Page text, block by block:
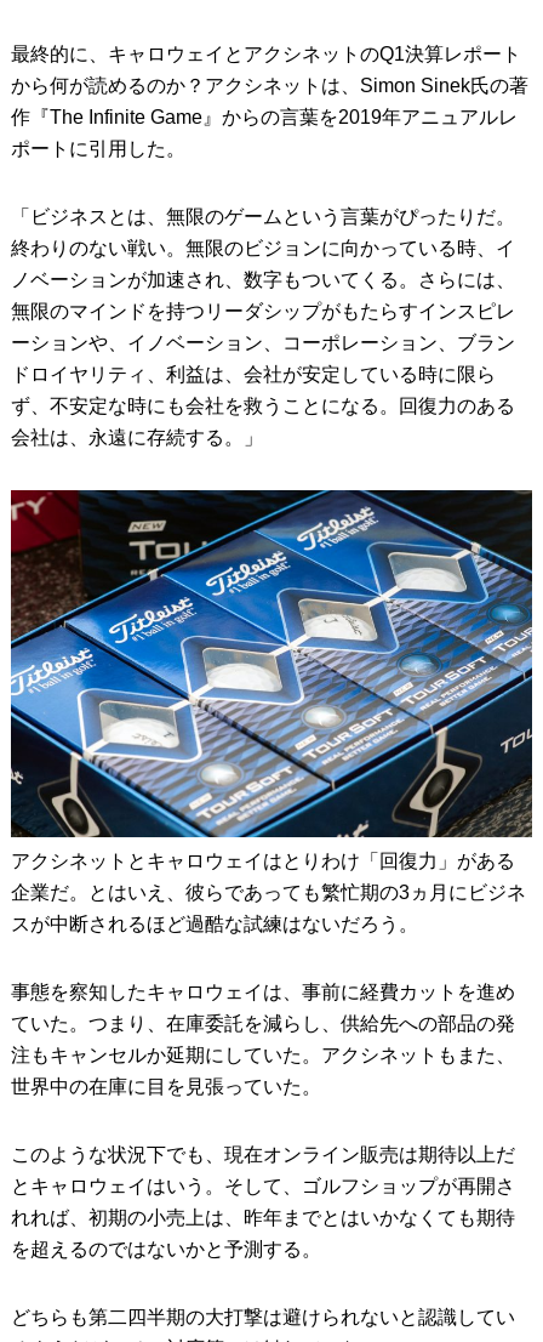
最終的に、キャロウェイとアクシネットのQ1決算レポート
から何が読めるのか？アクシネットは、Simon Sinek氏の著
作『The Infinite Game』からの言葉を2019年アニュアルレ
ポートに引用した。
「ビジネスとは、無限のゲームという言葉がぴったりだ。
終わりのない戦い。無限のビジョンに向かっている時、イ
ノベーションが加速され、数字もついてくる。さらには、
無限のマインドを持つリーダシップがもたらすインスピレ
ーションや、イノベーション、コーポレーション、ブラン
ドロイヤリティ、利益は、会社が安定している時に限ら
ず、不安定な時にも会社を救うことになる。回復力のある
会社は、永遠に存続する。」
アクシネットとキャロウェイはとりわけ「回復力」がある
企業だ。とはいえ、彼らであっても繁忙期の3ヵ月にビジネ
スが中断されるほど過酷な試練はないだろう。
事態を察知したキャロウェイは、事前に経費カットを進め
ていた。つまり、在庫委託を減らし、供給先への部品の発
注もキャンセルか延期にしていた。アクシネットもまた、
世界中の在庫に目を見張っていた。
このような状況下でも、現在オンライン販売は期待以上だ
とキャロウェイはいう。そして、ゴルフショップが再開さ
れれば、初期の小売上は、昨年までとはいかなくても期待
を超えるのではないかと予測する。
どちらも第二四半期の大打撃は避けられないと認識してい